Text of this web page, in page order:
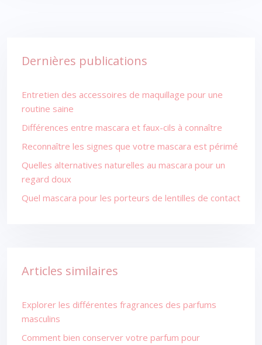
Dernières publications
Entretien des accessoires de maquillage pour une
routine saine
Différences entre mascara et faux-cils à connaître
Reconnaître les signes que votre mascara est périmé
Quelles alternatives naturelles au mascara pour un
regard doux
Quel mascara pour les porteurs de lentilles de contact
Articles similaires
Explorer les différentes fragrances des parfums
masculins
Comment bien conserver votre parfum pour